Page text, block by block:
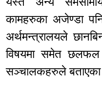
कामहरुका अजेण्डा
अर्थमन्त्रालयले
विषयमा समेत छलफल
सञ्चालकहरुले